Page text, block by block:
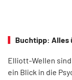
Buchtipp: Alles
Elliott-Wellen sind
ein Blick in die